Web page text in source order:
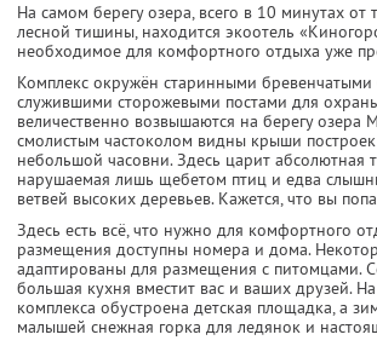
На самом берегу озера, всего в 10 минутах от
лесной тишины, находится экоотель
необходимое для комфортного отдыха уже
Комплекс окружён старинными
служившими сторожевыми постами для
величественно возвышаются на берегу озера
смолистым частоколом видны крыши
небольшой часовни. Здесь царит абсолютная
нарушаемая лишь щебетом птиц и едва
ветвей высоких деревьев. Кажется, что вы
Здесь есть всё, что нужно для комфортного
размещения доступны номера и дома.
адаптированы для размещения с питомцами.
большая кухня вместит вас и ваших друзей.
комплекса обустроена детская площадка, а
малышей снежная горка для ледянок и